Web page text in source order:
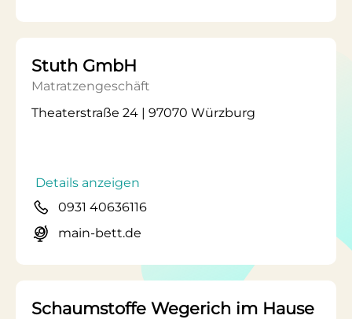
Stuth GmbH
Matratzengeschäft
Theaterstraße 24 | 97070 Würzburg
Details anzeigen
0931 40636116
main-bett.de
Schaumstoffe Wegerich im Hause